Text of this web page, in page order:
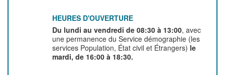
HEURES D'OUVERTURE
Du lundi au vendredi de 08:30 à 13:00, avec
une permanence du Service démographie (les
services Population, État civil et Étrangers) le
mardi, de 16:00 à 18:30.